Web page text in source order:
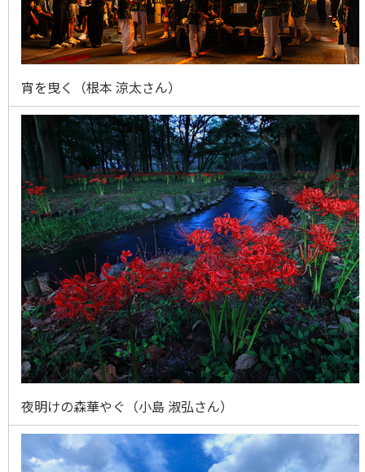
宵を曳く（根本 涼太さ
夜明けの森華やぐ（小島 淑弘さん）